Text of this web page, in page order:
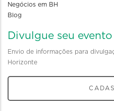
Negócios em BH
Blog
Divulgue seu evento
Envio de informações para
Horizonte